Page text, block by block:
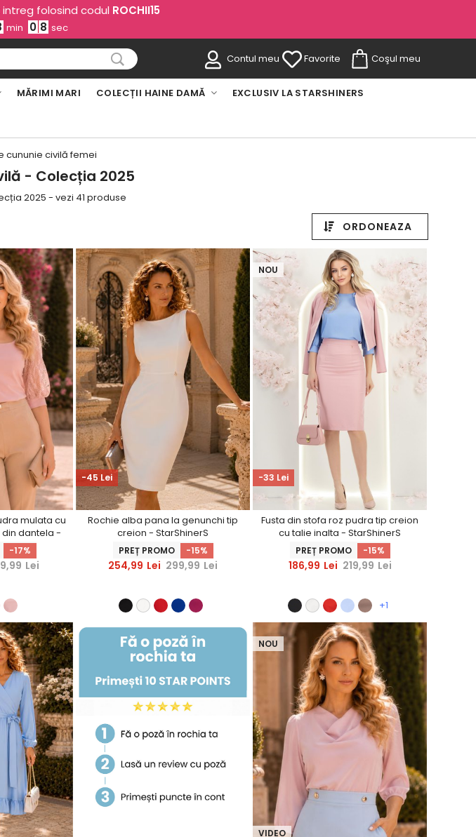
folosind codul ROCHII15
min 0 6 sec
Contul meu Favorite Coşul meu
MĂRIMI MARI COLECȚII HAINE DAMĂ EXCLUSIV LA STARSHINERS
cununie civilă femei
- Colecția 2025
2025 - vezi 41 produse
ORDONEAZA
mulata cu
dantela -
-17%
Lei
-45 Lei
Rochie alba pana la genunchi tip
creion - StarShinerS
PREȚ PROMO -15%
254,99 Lei 299,99 Lei
-33 Lei
NOU
Fusta din stofa roz pudra tip creion
cu talie inalta - StarShinerS
PREȚ PROMO -15%
186,99 Lei 219,99 Lei
+1
VIDEO
NOU